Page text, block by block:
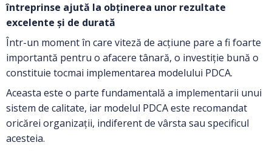
întreprinse ajută la obținerea unor rezultate
excelente și de durată
Într-un moment în care viteză de acțiune pare a fi foarte
importantă pentru o afacere tânară, o investiție bună o
constituie tocmai implementarea modelului PDCA.
Aceasta este o parte fundamentală a implementarii unui
sistem de calitate, iar modelul PDCA este recomandat
oricărei organizații, indiferent de vârsta sau specificul
acesteia.